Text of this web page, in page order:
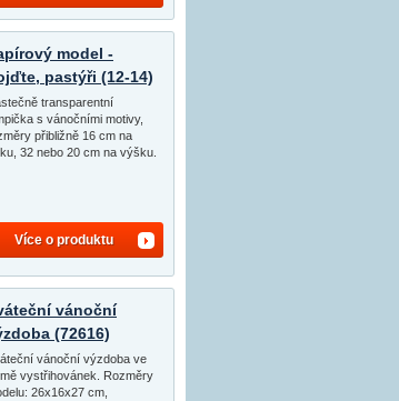
model -
pastýři (12-14)
transparentní
s vánočními motivy,
přibližně 16 cm na
32 nebo 20 cm na výšku.
Více o produktu
vánoční
(72616)
vánoční výzdoba ve
vystřihovánek. Rozměry
26x16x27 cm,